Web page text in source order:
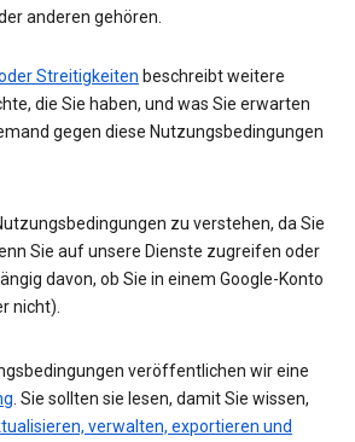
anderen gehören.
Streitigkeiten beschreibt weitere
die Sie haben, und was Sie erwarten
gegen diese Nutzungsbedingungen
zu verstehen, da Sie
Sie auf unsere Dienste zugreifen oder
davon, ob Sie in einem Google-Konto
nicht).
veröffentlichen wir eine
. Sie sollten sie lesen, damit Sie wissen,
verwalten, exportieren und